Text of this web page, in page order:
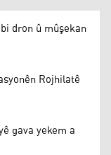
dron û mûşekan
Rojhilatê
gava yekem a